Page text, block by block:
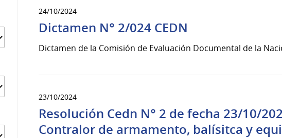
24/10/2024
Dictamen N° 2/024 CEDN
Dictamen de la Comisión de Evaluación Documental de la
23/10/2024
Resolución Cedn N° 2 de fecha 23/10/
Contralor de armamento, balísitca y